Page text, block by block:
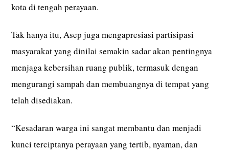
kota di tengah perayaan.
Tak hanya itu, Asep juga mengapresiasi partisipasi
masyarakat yang dinilai semakin sadar akan pentingnya
menjaga kebersihan ruang publik, termasuk dengan
mengurangi sampah dan membuangnya di tempat yang
telah disediakan.
“Kesadaran warga ini sangat membantu dan menjadi
kunci terciptanya perayaan yang tertib, nyaman, dan